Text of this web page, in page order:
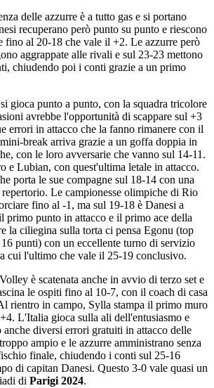
delle azzurre è a tutto gas e si portano
recuperano però punto su punto e riescono
fino al 20-18 che vale il +2. Le azzurre però
aggrappate alle rivali e sul 23-23 mettono
chiudendo poi i conti grazie a un primo
gioca punto a punto, con la squadra tricolore
avrebbe l'opportunità di scappare sul +3
errori in attacco che la fanno rimanere con il
break arriva grazie a un goffa doppia in
con le loro avversarie che vanno sul 14-11.
e Lubian, con quest'ultima letale in attacco.
porta le sue compagne sul 18-14 con una
Le campionesse olimpiche di Rio
fino al -1, ma sul 19-18 è Danesi a
primo punto in attacco e il primo ace della
la ciliegina sulla torta ci pensa Egonu (top
punti) con un eccellente turno di servizio
cui l'ultimo che vale il 25-19 conclusivo.
è scatenata anche in avvio di terzo set e
le ospiti fino al 10-7, con il coach di casa
rientro in campo, Sylla stampa il primo muro
L'Italia gioca sulla ali dell'entusiasmo e
diversi errori gratuiti in attacco delle
ampio e le azzurre amministrano senza
finale, chiudendo i conti sul 25-16
di capitan Danesi. Questo 3-0 vale quasi un
di Parigi 2024.